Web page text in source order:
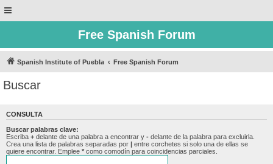
Free Spanish Forum
Spanish Institute of Puebla Free Spanish Forum
Buscar
CONSULTA
Buscar palabras clave:
Escriba + delante de una palabra a encontrar y - delante de la palabra para excluirla.
Crea una lista de palabras separadas por | entre corchetes si solo una de ellas se
quiere encontrar. Emplee * como comodín para coincidencias parciales.